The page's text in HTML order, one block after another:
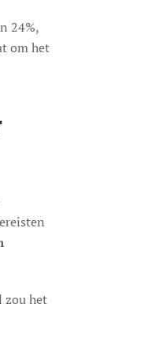
24%,
om het
zou het